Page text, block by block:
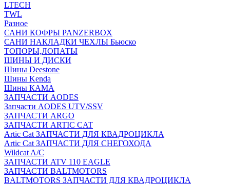
LTECH
TWL
Разное
САНИ КОФРЫ PANZERBOX
САНИ НАКЛАДКИ ЧЕХЛЫ Бьюско
ТОПОРЫ,ЛОПАТЫ
ШИНЫ И ДИСКИ
Шины Deestone
Шины Kenda
Шины КАМА
ЗАПЧАСТИ AODES
Запчасти AODES UTV/SSV
ЗАПЧАСТИ ARGO
ЗАПЧАСТИ ARTIC CAT
Artic Cat ЗАПЧАСТИ ДЛЯ КВАДРОЦИКЛА
Artic Cat ЗАПЧАСТИ ДЛЯ СНЕГОХОДА
Wildcat A/C
ЗАПЧАСТИ ATV 110 EAGLE
ЗАПЧАСТИ BALTMOTORS
BALTMOTORS ЗАПЧАСТИ ДЛЯ КВАДРОЦИКЛА